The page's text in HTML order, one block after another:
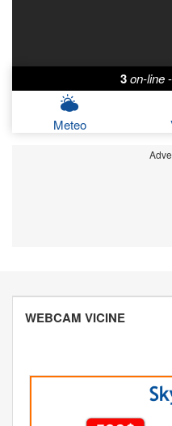
3on-line-
Meteo
WEBCAM VICINE